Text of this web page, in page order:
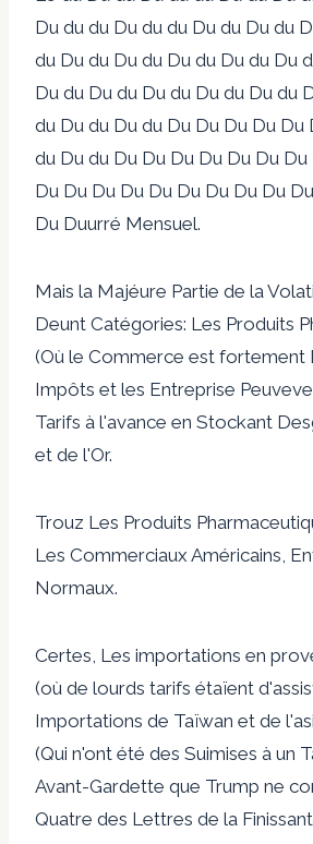
Du du du Du du du Du du Du du
du Du du Du du Du du Du du Du
Du du Du du Du du Du du Du du
du Du du Du du Du Du Du Du Du
du Du du Du Du Du Du Du Du
Du Du Du Du Du Du Du Du Du
Du Duurré Mensuel.
Mais la Majéure Partie de la
Deunt Catégories: Les Produits
(Où le Commerce est fortement
Impôts et les Entreprise
Tarifs à l'avance en Stockant
et de l'Or.
Trouz Les Produits
Les Commerciaux Américains,
Normaux.
Certes, Les importations en
(où de lourds tarifs étaïent
Importations de Taïwan et de
(Qui n'ont été des Suimises à un
Avant-Gardette que Trump ne
Quatre des Lettres de la